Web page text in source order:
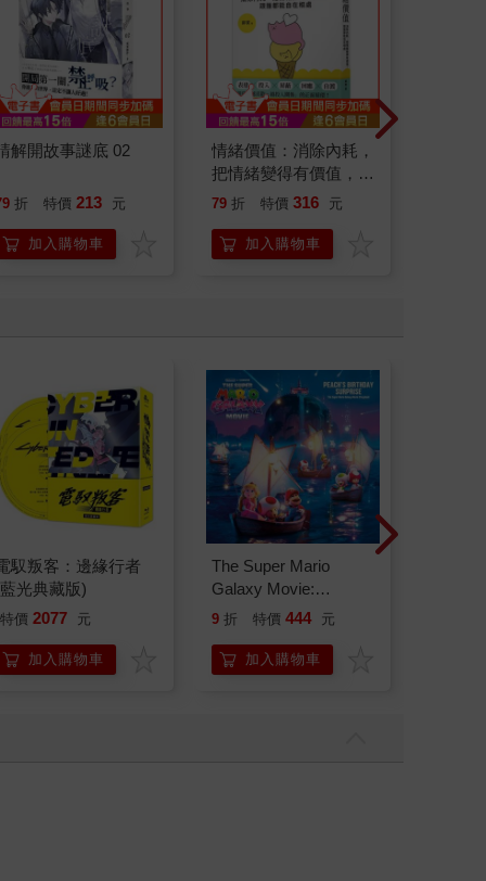
解開故事謎底 02
折 特價 213 元
加入購物車
情緒價值：消除內耗，
把情緒變得有價值，跟
誰都能自在相處
79 折 特價 316 元
加入購物車
馭叛客：邊緣行者
光典藏版)
特價 2077 元
加入購物車
The Super Mario
Galaxy Movie:
Peach`s Birthday
Mario Galaxy Movie
Storybook
9 折 特價 444 元
加入購物車